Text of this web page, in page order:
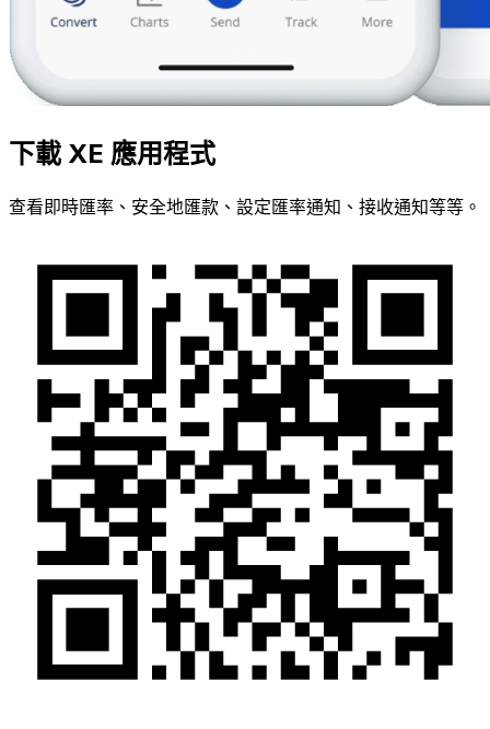
下載 XE 應用程式
查看即時匯率、安全地匯款、設定匯率通知、接收通知等等。